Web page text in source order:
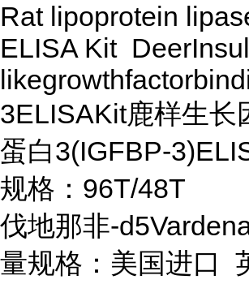
Rat lipoprotein
ELISA Kit
3ELISAKit鹿样生长
蛋白3(IGFBP-
规格：96T/48T
伐地那非-
量规格：美国进口